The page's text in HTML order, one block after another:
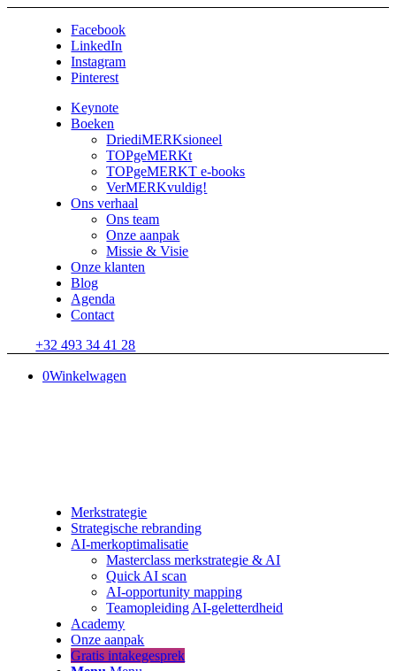
Facebook
LinkedIn
Instagram
Pinterest
Keynote
Boeken
DriediMERKsioneel
TOPgeMERKt
TOPgeMERKT e-books
VerMERKvuldig!
Ons verhaal
Ons team
Onze aanpak
Missie & Visie
Onze klanten
Blog
Agenda
Contact
+32 493 34 41 28
0Winkelwagen
Merkstrategie
Strategische rebranding
AI-merkoptimalisatie
Masterclass merkstrategie & AI
Quick AI scan
AI-opportunity mapping
Teamopleiding AI-geletterdheid
Academy
Onze aanpak
Gratis intakegesprek